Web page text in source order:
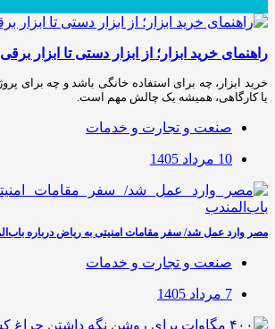
راهنمای خرید ابزار؛ از ابزار دستی تا ابزار
خرید ابزار، چه برای استفاده خانگی باشد و چه برای
یا کارگاهی، همیشه یک چالش مهم است.
صنعت و تجارت و خدمات
10 مرداد 1405
مصر وارد عمل شد/ سفر مقامات امنیتی به ریاض درباره
صنعت و تجارت و خدمات
7 مرداد 1405